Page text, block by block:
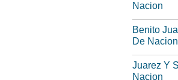
Nacion
Benito
De Nacion
Juarez Y
Nacion